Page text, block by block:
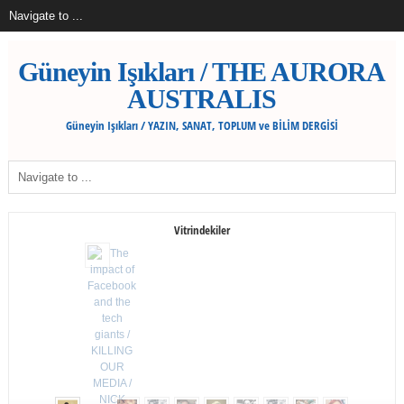
Güneyin Işıkları / THE AURORA
AUSTRALIS
Güneyin Işıkları / YAZIN, SANAT, TOPLUM ve BİLİM DERGİSİ
Vitrindekiler